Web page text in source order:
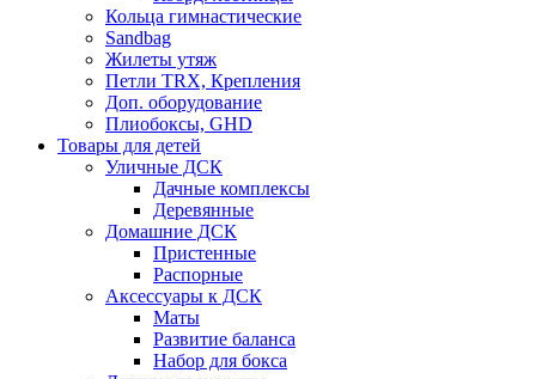
Кольца гимнастические
Sandbag
Жилеты утяж
Петли TRX, Крепления
Доп. оборудование
Плиобоксы, GHD
Товары для детей
Уличные ДСК
Дачные комплексы
Деревянные
Домашние ДСК
Пристенные
Распорные
Аксесcуары к ДСК
Маты
Развитие баланса
Набор для бокса